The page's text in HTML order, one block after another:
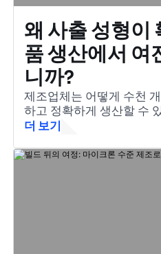
왜 사출 성형이
품 생산에서 여
니까?
제조업체는 어떻게 수천
하고 정확하게 생산할 수
해답입니다. 용융 재료를
더 보기